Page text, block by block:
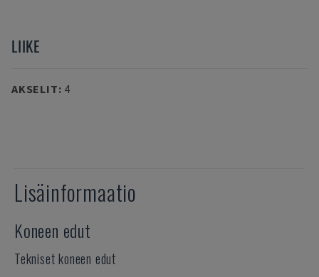
LIIKE
AKSELIT: 4
Lisäinformaatio
Koneen edut
Tekniset koneen edut